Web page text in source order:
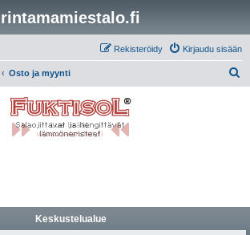
rintamamiestalo.fi
Kirjaudu sisään
Rekisteröidy
Osto ja myynti
Keskustelualue